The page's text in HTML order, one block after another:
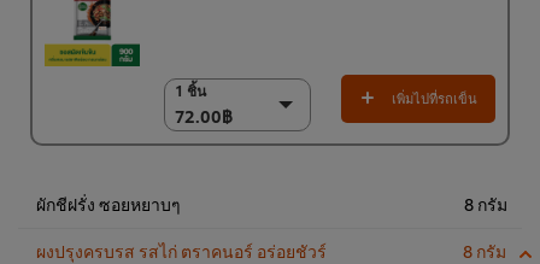
1 ชิ้น
72.00฿
1 ชิ้น
72.00฿
(ราคาพิเศษ) แพ็ค 12
เพิ่มไปที่รถเข็น
ผักชีฝรั่ง ซอยหยาบๆ 8 กรัม
ผงปรุงครบรส รสไก่ ตราคนอร์ อร่อยชัวร์
8 กรัม